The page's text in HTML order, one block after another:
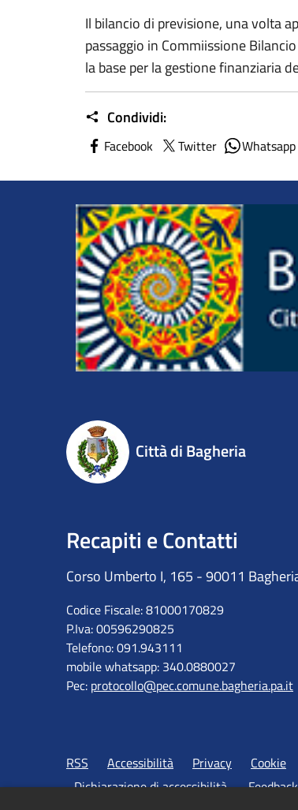
Il bilancio di previsione, una volta
passaggio in Commiissione
la base per la gestione finanziaria
Condividi:
Facebook Twitter Whatsapp
Città di Bagheria
Recapiti e Contatti
Corso Umberto I, 165 - 90011
Codice Fiscale: 81000170829
P.Iva: 00596290825
Telefono: 091.943111
mobile whatsapp: 340.0880027
Pec: protocollo@pec.comune.bagheria.pa.it
RSS Accessibilità Privacy Cookie
Dichiarazione di accessibilità